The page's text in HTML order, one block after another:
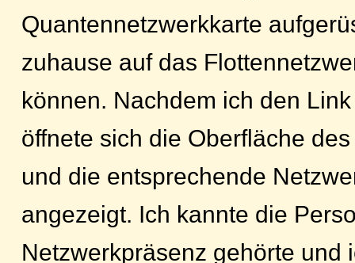
Quantennetzwerkkarte
zuhause auf das
können. Nachdem ich den
öffnete sich die Oberfläche
und die entsprechende
angezeigt. Ich kannte die
Netzwerkpräsenz gehörte und